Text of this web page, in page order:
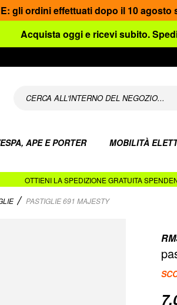
gli ordini effettuati dopo il 10 agosto
Acquista oggi e ricevi subito.
APE E PORTER MOBILITÀ
OTTIENI LA SPEDIZIONE GRATUITA
PASTIGLIE 691 MAJESTY